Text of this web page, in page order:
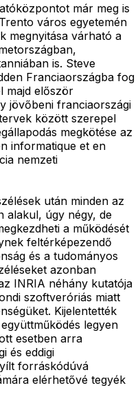
már meg is
város egyetemén
megnyitása várható a
is. Steve
Franciaországba fog
majd először
jövőbeni franciaországi
között szerepel
megkötése az
informatique et en
nemzeti
után minden az
alakul, úgy négy, de
a működését
feltérképezendő
és a tudományos
azonban
INRIA néhány kutatója
szoftveróriás miatt
Kijelentették
legyen
esetben arra
és eddigi
forráskódúvá
elérhetővé tegyék